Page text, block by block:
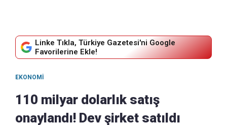
Linke Tıkla, Türkiye Gazetesi'ni Google
Favorilerine Ekle!
EKONOMI
110 milyar dolarlık satış
onaylandı! Dev şirket satıldı